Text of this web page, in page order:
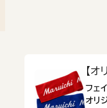
【
フェ
オリ